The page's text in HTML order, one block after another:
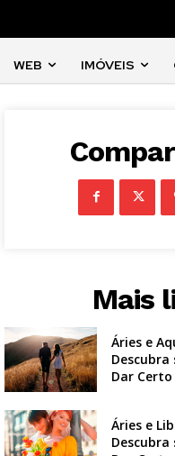
WEB IMÓVEIS
Mais
Áries e
Descubra
Dar Certo
Áries e
Descubra